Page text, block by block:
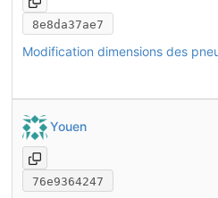
8e8da37ae7
Youen
76e9364247